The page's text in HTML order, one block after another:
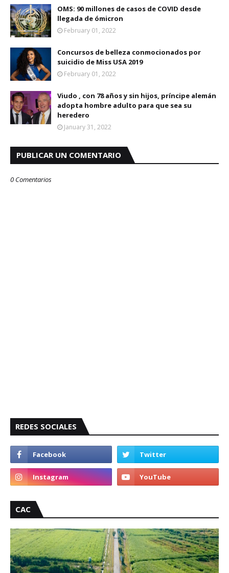
OMS: 90 millones de casos de COVID desde
llegada de ómicron
February 01, 2022
Concursos de belleza conmocionados por
suicidio de Miss USA 2019
February 01, 2022
Viudo , con 78 años y sin hijos, príncipe alemán
adopta hombre adulto para que sea su
heredero
January 31, 2022
PUBLICAR UN COMENTARIO
0 Comentarios
REDES SOCIALES
CAC